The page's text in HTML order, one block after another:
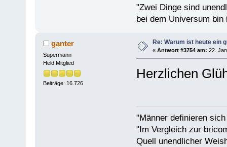
"Zwei Dinge sind
bei dem Universum
ganter
Supermann
Held Mitglied
Beiträge: 16.726
Re: Warum ist heute ein
« Antwort #3754 am: 22.
Herzlichen
"Männer definieren
"Im Vergleich zur
Quell unendlicher